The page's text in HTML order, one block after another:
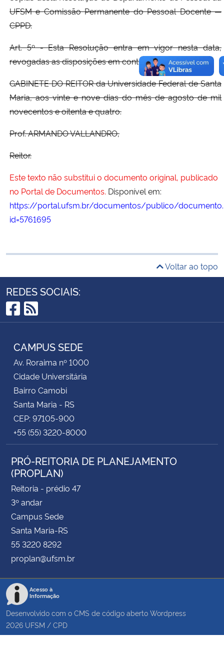
UFSM e Comissão Permanente do Pessoal Docente —
CPPD.
Art. 5º - Esta Resolução entra em vigor nesta data,
revogadas as disposições em contrário.
GABINETE DO REITOR da Universidade Federal de Santa
Maria, aos vinte e nove dias do mês de agosto de mil
novecentos e oitenta e quatro.
Prof. ARMANDO VALLANDRO,
Reitor.
Este texto não substitui o documento original, publicado
no Portal de Documentos. Disponível em:
https://portal.ufsm.br/documentos/publico/
id=5761695
Voltar ao topo
REDES SOCIAIS:
Facebook
RSS
CAMPUS SEDE
Av. Roraima nº 1000
Cidade Universitária
Bairro Camobi
Santa Maria - RS
CEP: 97105-900
+55 (55) 3220-8000
PRÓ-REITORIA DE PLANEJAMENTO
(PROPLAN)
Reitoria - prédio 47
3º andar
Campus Sede
Santa Maria-RS
55 3220 8292
proplan@ufsm.br
Acesso à
Informação
Desenvolvido com o CMS de código aberto Wordpress
2026 UFSM / CPD